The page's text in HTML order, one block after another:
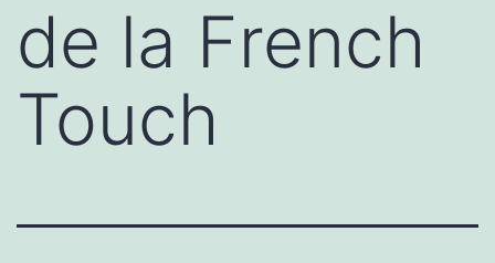
de la French
Touch